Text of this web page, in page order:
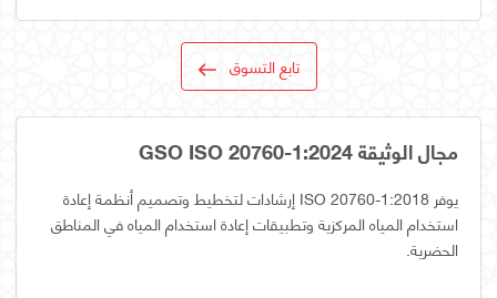
تابع التسوق
مجال الوثيقة GSO ISO 20760-1:2024
يوفر ISO 20760-1:2018 إرشادات لتخطيط وتصميم أنظمة إعادة
استخدام المياه المركزية وتطبيقات إعادة استخدام المياه في المناطق
الحضرية.